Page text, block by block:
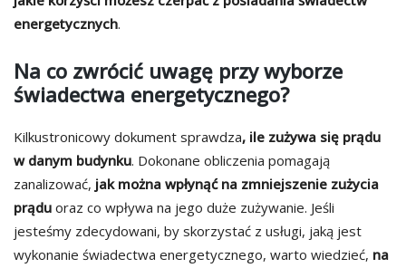
energetycznych.
Na co zwrócić uwagę przy wyborze
świadectwa energetycznego?
Kilkustronicowy dokument sprawdza, ile zużywa się prądu
w danym budynku. Dokonane obliczenia pomagają
zanalizować, jak można wpłynąć na zmniejszenie zużycia
prądu oraz co wpływa na jego duże zużywanie. Jeśli
jesteśmy zdecydowani, by skorzystać z usługi, jaką jest
wykonanie świadectwa energetycznego, warto wiedzieć, na